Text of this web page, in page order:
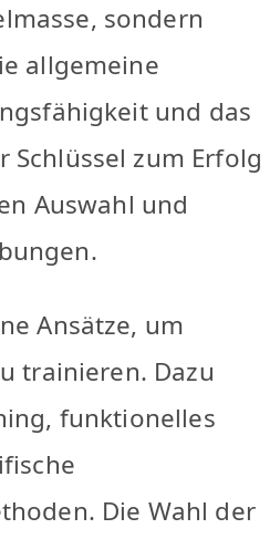
sondern
allgemeine
und das
Schlüssel zum Erfolg
Auswahl und
Ansätze, um
trainieren. Dazu
funktionelles
Die Wahl der